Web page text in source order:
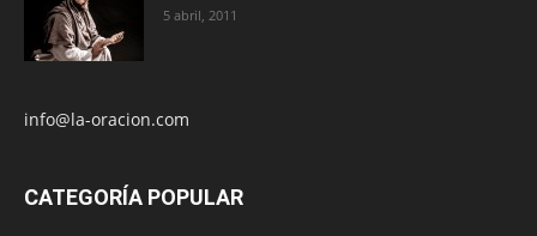
5 abril, 2011
info@la-oracion.com
CATEGORÍA POPULAR